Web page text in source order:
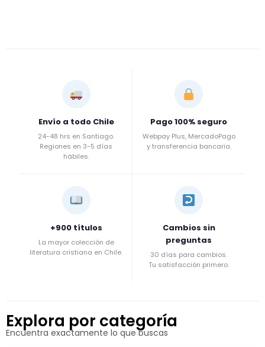
Envío a todo Chile
24-48 hrs en Santiago.
Regiones en 3-5 días
hábiles.
Pago 100% seguro
Webpay Plus, MercadoPago
y transferencia bancaria.
+900 títulos
La mayor colección de
literatura cristiana en Chile.
Cambios sin
preguntas
30 días para cambios.
Tu satisfacción primero.
Explora por categoría
Encuentra exactamente lo que buscas